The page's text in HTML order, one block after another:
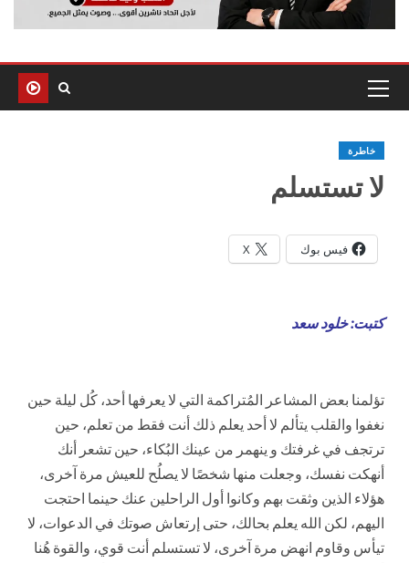
خاطرة
لا تستسلم
فيس بوك X
كتبت: خلود سعد
تؤلمنا بعض المشاعر المُتراكمة التي لا يعرفها أحد، كُل ليلة حين
نغفوا والقلب يتألم لا أحد يعلم ذلك أنت فقط من تعلم، حين
ترتجف في غرفتك و ينهمر من عينك البُكاء، حين تشعر أنك
أنهكت نفسك، وجعلت منها شخصًا لا يصلُح للعيش مرة آخرى،
هؤلاء الذين وثقت بهم وكانوا أول الراحلين عنك حينما احتجت
اليهم، لكن الله يعلم بحالك، حتى إرتعاش صوتك في الدعوات، لا
تيأس وقاوم انهض مرة آخرى، لا تستسلم أنت قوي، والقوة هُنا